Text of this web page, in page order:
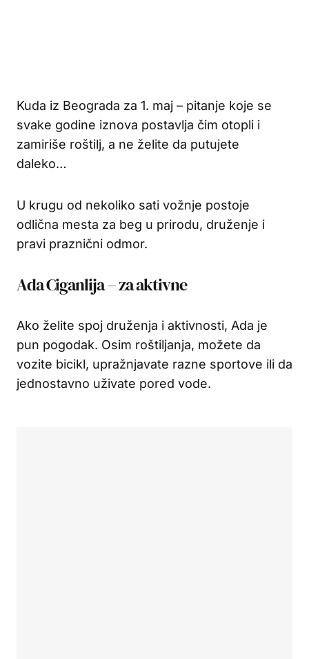
Kuda iz Beograda za 1. maj – pitanje koje se
svake godine iznova postavlja čim otopli i
zamiriše roštilj, a ne želite da putujete
daleko…
U krugu od nekoliko sati vožnje postoje
odlična mesta za beg u prirodu, druženje i
pravi praznični odmor.
Ada Ciganlija – za aktivne
Ako želite spoj druženja i aktivnosti, Ada je
pun pogodak. Osim roštiljanja, možete da
vozite bicikl, upražnjavate razne sportove ili da
jednostavno uživate pored vode.